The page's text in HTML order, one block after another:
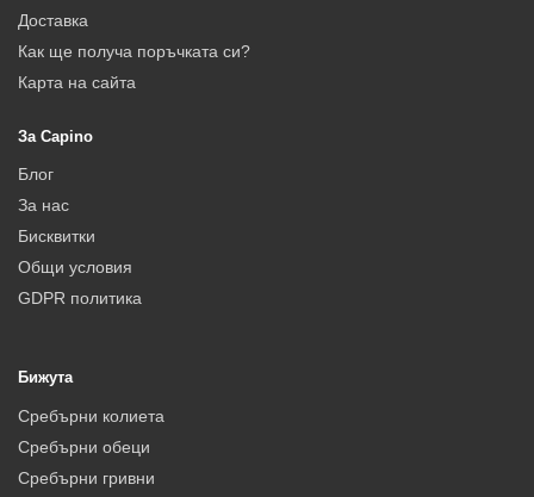
Доставка
Как ще получа поръчката си?
Карта на сайта
За Capino
Блог
За нас
Бисквитки
Общи условия
GDPR политика
Бижута
Сребърни колиета
Сребърни обеци
Сребърни гривни